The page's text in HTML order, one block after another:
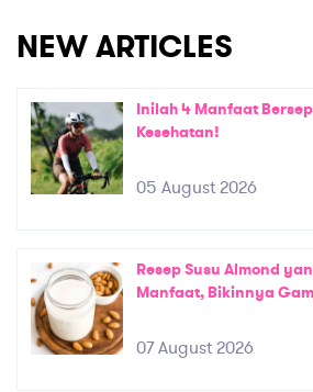
NEW ARTICLES
Inilah 4 Manfaat
Kesehatan!
05 August 2026
Resep Susu Almond
Manfaat, Bikinnya
07 August 2026